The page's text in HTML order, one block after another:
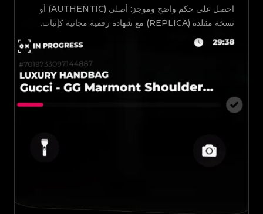
احصل على حكم واضح وموجز: أصلي (AUTHENTIC) أو
نسخة مقلدة (REPLICA) مع شهادة رقمية مجانية كإثبات.